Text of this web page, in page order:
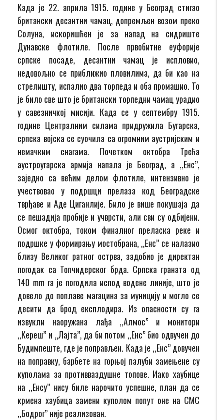
Када је 22. априла 1915. године у Београд стигао
британски десантни чамац, допремљен возом преко
Солуна, искоришћен је за напад на сидриште
Дунавске флотиле. После првобитне еуфорије
српске посаде, десантни чамац је испловио,
недовољно се приближио пловилима, да би као на
стрелишту, испалио два торпеда и оба промашио. То
је било све што је британски торпедни чамац урадио
у савезничкој мисији. Када се у септембру 1915.
године Централним силама придружила Бугарска,
српска војска се суочила са огромним аустријским и
немачким снагама. Почетком октобра Трећа
аустроугарска армија напала је Београд, а ,,Енс”,
заједно са већим делом флотиле, интензивно је
учествовао у подршци прелаза код Београдске
тврђаве и Аде Циганлије. Било је више покушаја да
се пешадија пробије и учврсти, али сви су одбијени.
Осмог октобра, током финалног преласка реке и
подршке у формирању мостобрана, ,,Енс” се налазио
близу Великог ратног острва, задобио је директан
погодак са Топчидерског брда. Српска граната од
140 mm га је погодила испод водене линије, што је
довело до поплаве магацина за муницију и могло се
десити да брод експлодира. Из опасности су га
извукли наоружана лађа ,,Алмос” и монитори
,,Кереш” и „Лајта”, да би потом ,,Енс” био одвучен до
Будимпеште, где је поправљен. Када је ,,Енс” довучен
на поправку, барбете на горњој палуби замењене су
куполама за противваздушне топове. Иако хаубице
на ,,Енсу” нису биле нарочито успешне, план да се
крмена хаубица замени куполом попут оне на СМС
,,Бодрог” није реализован.